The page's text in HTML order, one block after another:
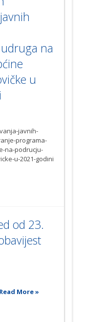
na
u
javnih-
programa-
na-podrucju-
u-2021-godini
od 23.
Read More »